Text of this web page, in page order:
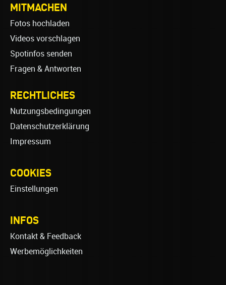
MITMACHEN
Fotos hochladen
Videos vorschlagen
Spotinfos senden
Fragen & Antworten
RECHTLICHES
Nutzungsbedingungen
Datenschutzerklärung
Impressum
COOKIES
Einstellungen
INFOS
Kontakt & Feedback
Werbemöglichkeiten